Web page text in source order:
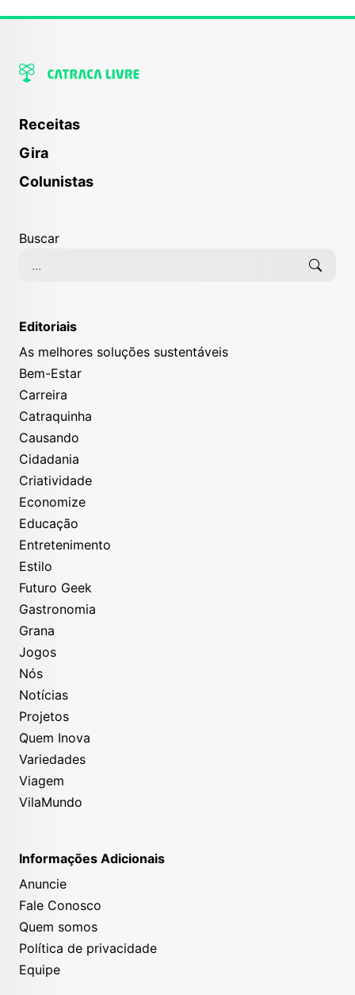
Receitas
Gira
Colunistas
Buscar
Editoriais
As melhores soluções sustentáveis
Bem-Estar
Carreira
Catraquinha
Causando
Cidadania
Criatividade
Economize
Educação
Entretenimento
Estilo
Futuro Geek
Gastronomia
Grana
Jogos
Nós
Notícias
Projetos
Quem Inova
Variedades
Viagem
VilaMundo
Informações Adicionais
Anuncie
Fale Conosco
Quem somos
Política de privacidade
Equipe